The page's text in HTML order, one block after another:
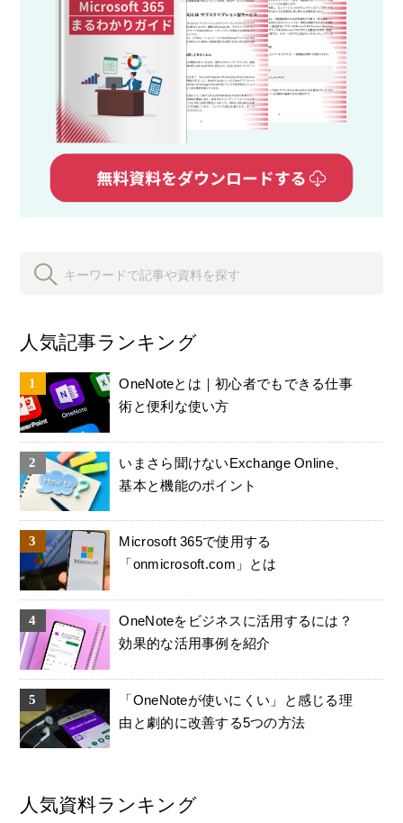
人気記事ランキング
OneNoteとは｜初心者でもできる仕事
術と便利な使い方
いまさら聞けないExchange Online、
基本と機能のポイント
Microsoft 365で使用する
「onmicrosoft.com」とは
OneNoteをビジネスに活用するには？
効果的な活用事例を紹介
「OneNoteが使いにくい」と感じる理
由と劇的に改善する5つの方法
人気資料ランキング